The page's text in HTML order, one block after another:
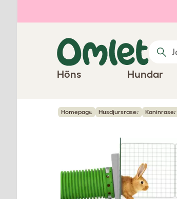
Höns Hundar
Homepage Husdjursraser Kaninraser